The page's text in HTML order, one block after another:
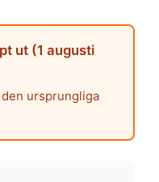
ut (1 augusti
ursprungliga